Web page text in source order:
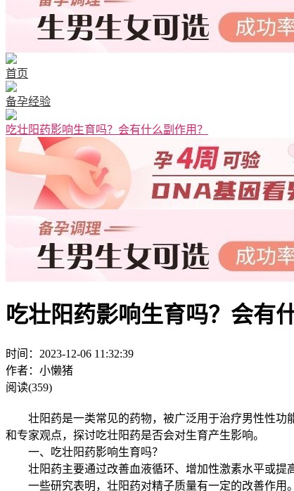
首页
备孕经验
吃壮阳药影响生育吗？会有什么副作用？
吃壮阳药影响生育吗？会有
时间：2023-12-06 11:32:39
作者：小懒猪
阅读(359)
壮阳药是一类常见的药物，被广泛用于治疗男性性功
和专家观点，探讨吃壮阳药是否会对生育产生影响。
一、吃壮阳药影响生育吗？
壮阳药主要通过改善血液循环、增加性激素水平或提高
一些研究表明，壮阳药对精子质量有一定的改善作用